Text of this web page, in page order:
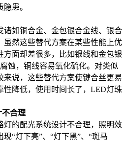
质隐患。
如铜合金、金包银合金线、银合
虽然这些替代方案在某些性能上优
方面却差很多，比如银线和金包银
蚀，铜线容易氧化硫化。对类似
来说，这些替代方案使键合丝更易
性降低，使用时间长了，LED灯珠
计不合理
的配光系统设计不合理，照明效
“灯下亮”、“灯下黑”、“斑马